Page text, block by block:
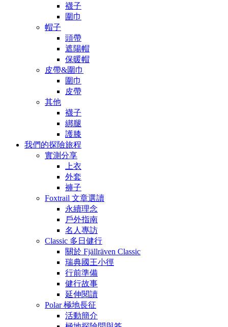
襪子
圍巾
帽子
頭帶
遮陽帽
保暖帽
皮帶&圍巾
圍巾
皮帶
其他
襪子
綁腿
護膝
我們的探險旅程
實測分享
上衣
外套
褲子
Foxtrail 文章選讀
永續理念
戶外指南
名人專訪
Classic 多日健行
關於 Fjällräven Classic
瑞典國王小徑
行前準備
健行故事
延伸閱讀
Polar 極地長征
活動簡介